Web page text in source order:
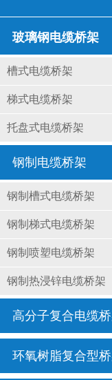
玻璃钢电缆桥架
槽式电缆桥架
梯式电缆桥架
托盘式电缆桥架
钢制电缆桥架
钢制槽式电缆桥架
钢制梯式电缆桥架
钢制喷塑电缆桥架
钢制热浸锌电缆桥架
高分子复合电缆
环氧树脂复合型